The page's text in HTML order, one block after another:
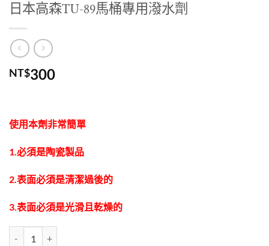
日本高森TU-89馬桶專用潑水劑
NT$300
使用本劑非常簡單
1.必須是陶瓷製品
2.表面必須是清潔過後的
3.表面必須是光滑且乾燥的